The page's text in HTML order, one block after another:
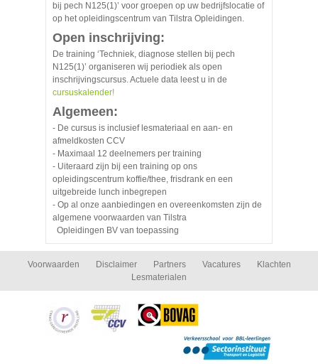
bij pech N125(1)’ voor groepen op uw bedrijfslocatie of
op het opleidingscentrum van Tilstra Opleidingen.
Open inschrijving:
De training ‘Techniek, diagnose stellen bij pech
N125(1)’ organiseren wij periodiek als open
inschrijvingscursus. Actuele data leest u in de
cursuskalender!
Algemeen:
- De cursus is inclusief lesmateriaal en aan- en
afmeldkosten CCV
- Maximaal 12 deelnemers per training
- Uiteraard zijn bij een training op ons
opleidingscentrum koffie/thee, frisdrank en een
uitgebreide lunch inbegrepen
- Op al onze aanbiedingen en overeenkomsten zijn de
algemene voorwaarden van Tilstra
Opleidingen BV van toepassing
Voorwaarden Disclaimer Partners Vacatures
Klachten
Lesmaterialen